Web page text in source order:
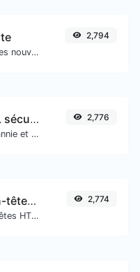
Séparer le texte par des nouvelles lignes, des virgules, des points... etc.
2,794
Vérificateur d'URL sécurisé
Vérifiez si l'URL est bannie et marquée comme sûre/risquée par Google.
2,776
Recherche des en-têtes HTTP
Obtenez tous les en-têtes HTTP qu'une URL renvoie pour une requête GET typique.
2,774